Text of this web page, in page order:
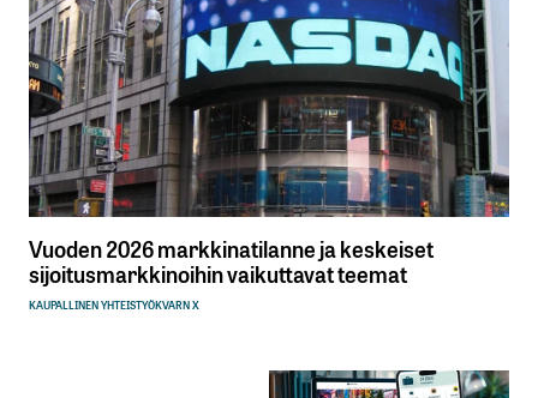
Vuoden 2026 markkinatilanne ja keskeiset
sijoitusmarkkinoihin vaikuttavat teemat
KAUPALLINEN YHTEISTYÖKVARN X